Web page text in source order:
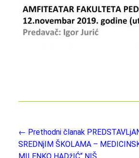
← Prethodni članak
SREDNjIM ŠKOLAMA –